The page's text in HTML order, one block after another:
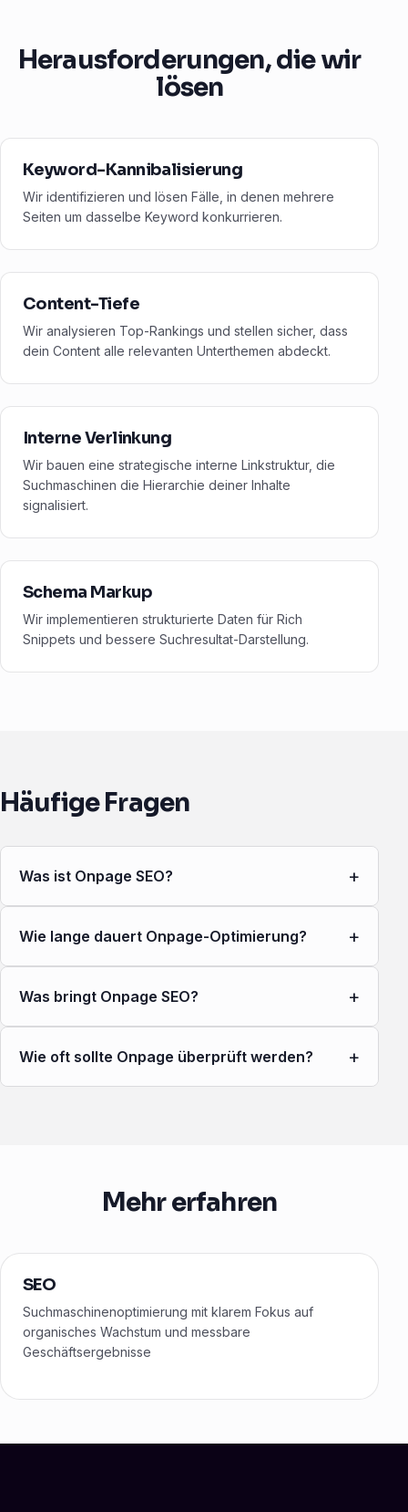
Herausforderungen, die wir
lösen
Keyword-Kannibalisierung
Wir identifizieren und lösen Fälle, in denen mehrere
Seiten um dasselbe Keyword konkurrieren.
Content-Tiefe
Wir analysieren Top-Rankings und stellen sicher, dass
dein Content alle relevanten Unterthemen abdeckt.
Interne Verlinkung
Wir bauen eine strategische interne Linkstruktur, die
Suchmaschinen die Hierarchie deiner Inhalte
signalisiert.
Schema Markup
Wir implementieren strukturierte Daten für Rich
Snippets und bessere Suchresultat-Darstellung.
Häufige Fragen
Was ist Onpage SEO? +
Wie lange dauert Onpage-Optimierung? +
Was bringt Onpage SEO? +
Wie oft sollte Onpage überprüft werden? +
Mehr erfahren
SEO
Suchmaschinenoptimierung mit klarem Fokus auf
organisches Wachstum und messbare
Geschäftsergebnisse